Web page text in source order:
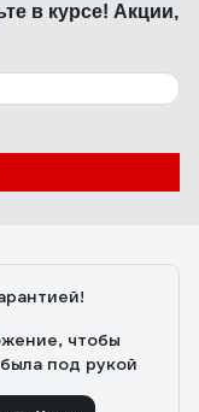
в курсе! Акции,
чтобы
под рукой